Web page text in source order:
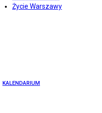
Życie Warszawy
KALENDARIUM